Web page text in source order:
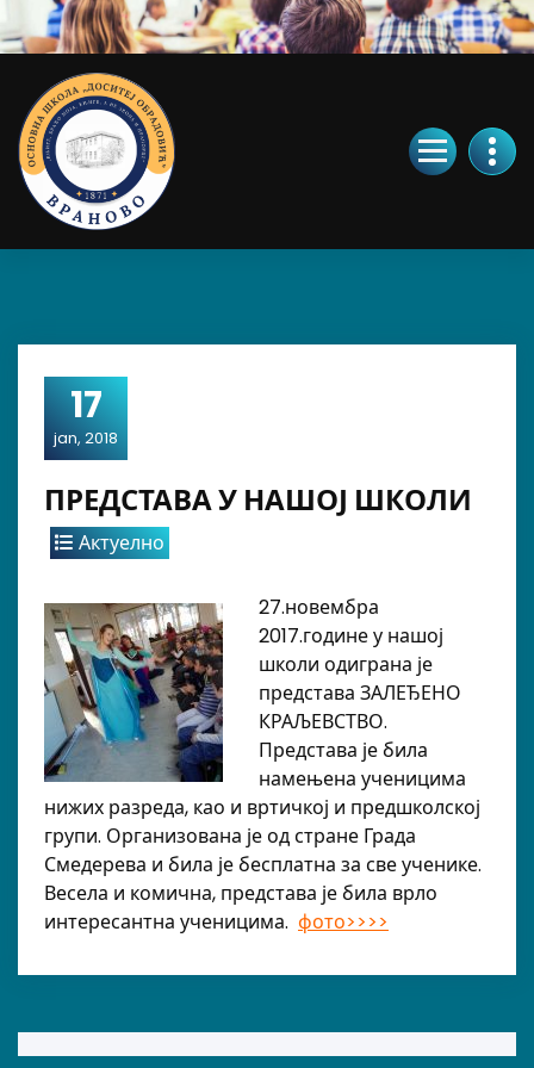
to
Content
17
jan, 2018
ПРЕДСТАВА У НАШОЈ ШКОЛИ
Актуелно
27.новембра
2017.године у нашој
школи одиграна је
представа ЗАЛЕЂЕНО
КРАЉЕВСТВО.
Представа је била
намењена ученицима
нижих разреда, као и вртичкој и предшколској
групи. Организована је од стране Града
Смедерева и била је бесплатна за све ученике.
Весела и комична, представа је била врло
интересантна ученицима. фото>>>>